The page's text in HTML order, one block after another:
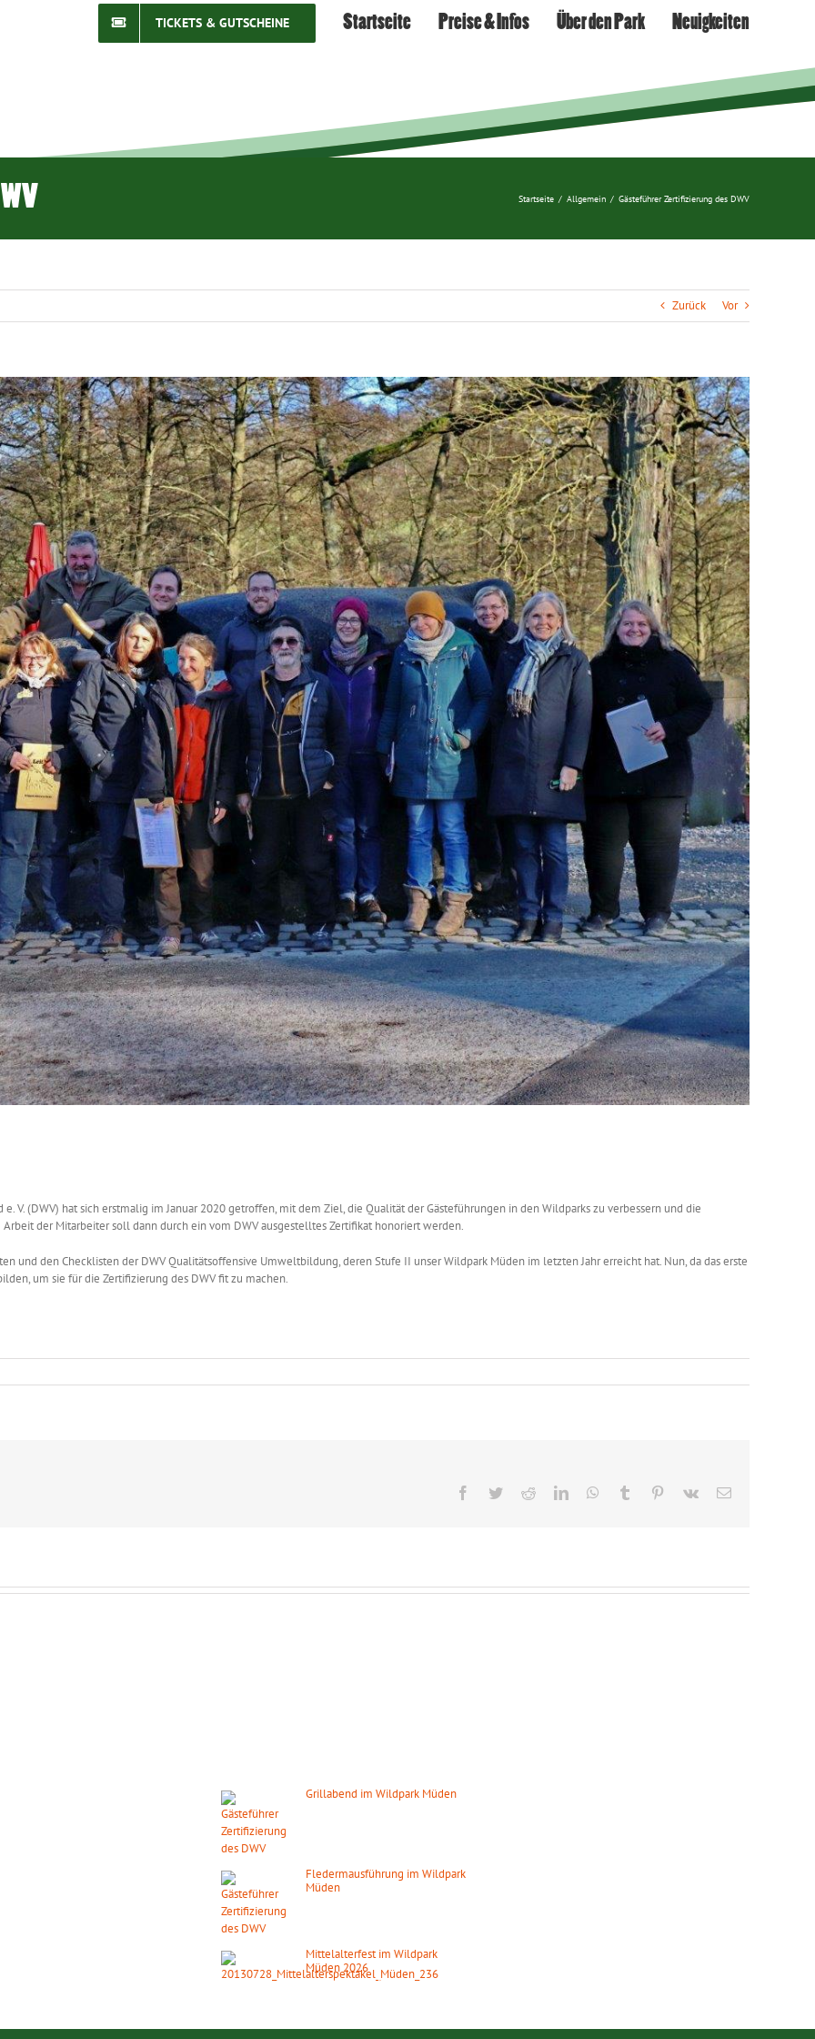
TICKETS & GUTSCHEINE Startseite Preise & Infos Über den Park Neuigkeiten
Startseite / Allgemein / Gästeführer Zertifizierung des DWV
Zurück Vor
V. (DWV) hat sich erstmalig im Januar 2020 getroffen, mit dem Ziel, die Qualität der Gästeführungen in den Wildparks zu verbessern und die
der Mitarbeiter soll dann durch ein vom DWV ausgestelltes Zertifikat honoriert werden.
und den Checklisten der DWV Qualitätsoffensive Umweltbildung, deren Stufe II unser Wildpark Müden im letzten Jahr erreicht hat. Nun, da das erste
um sie für die Zertifizierung des DWV fit zu machen.
Facebook
TwitterRedditLinkedInWhatsApp
Tumblr Pinterest
Vk
E-
Grillabend im Wildpark Müden
Fledermausführung im Wildpark
Müden
Mittelalterfest im Wildpark
Müden 2026
19. September 2026